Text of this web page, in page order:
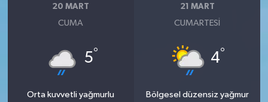
20 MART
CUMA
5°
Orta kuvvetli yağmurlu
21 MART
CUMARTESI
4°
Bölgesel düzensiz yağmur